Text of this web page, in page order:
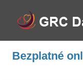
Bezplatné